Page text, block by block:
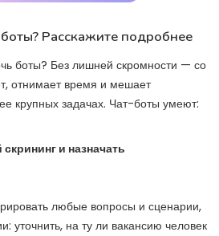
Расскажите подробнее
боты? Без лишней скромности — со
отнимает время и мешает
крупных задачах. Чат-боты умеют:
и назначать
любые вопросы и сценарии,
уточнить, на ту ли вакансию человек